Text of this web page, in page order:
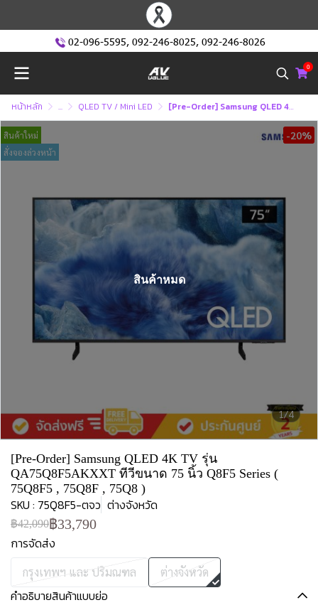
02-096-5595, 092-246-8025, 092-246-8026
0
หน้าหลัก ... QLED TV / Mini LED [Pre-Order] Samsung QLED 4K TV รุ่น QA75Q8F5AKXXT ทีวีขนาด 75 นิ้ว Q8F5 Series ( 75Q8F5 , 75Q8F , 75Q8 )
1/4
สินค้าใหม่
สั่งจองล่วงหน้า
-20%
สินค้าหมด
[Pre-Order] Samsung QLED 4K TV รุ่น
QA75Q8F5AKXXT ทีวีขนาด 75 นิ้ว Q8F5 Series (
75Q8F5 , 75Q8F , 75Q8 )
SKU : 75Q8F5-ตจว ต่างจังหวัด
฿42,090฿33,790
การจัดส่ง
กรุงเทพฯ และ ปริมณฑล ต่างจังหวัด
คำอธิบายสินค้าแบบย่อ